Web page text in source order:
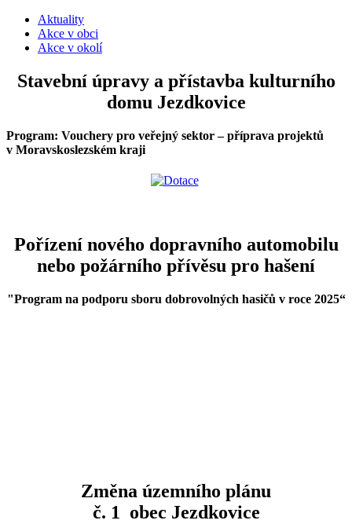
Aktuality
Akce v obci
Akce v okolí
Stavební úpravy a přístavba kulturního
domu Jezdkovice
Program: Vouchery pro veřejný sektor – příprava projektů
v Moravskoslezském kraji
Pořízení nového dopravního automobilu
nebo požárního přívěsu pro hašení
"Program na podporu sboru dobrovolných hasičů v roce 2025“
Změna územního plánu
č. 1 obec Jezdkovice